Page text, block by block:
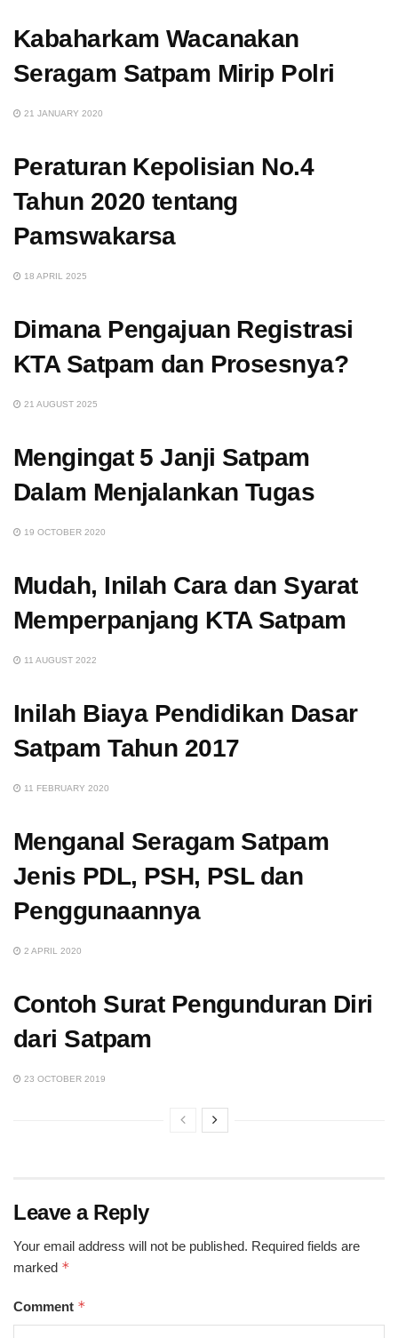
Kabaharkam Wacanakan
Seragam Satpam Mirip Polri
21 JANUARY 2020
Peraturan Kepolisian No.4
Tahun 2020 tentang
Pamswakarsa
18 APRIL 2025
Dimana Pengajuan Registrasi
KTA Satpam dan Prosesnya?
21 AUGUST 2025
Mengingat 5 Janji Satpam
Dalam Menjalankan Tugas
19 OCTOBER 2020
Mudah, Inilah Cara dan Syarat
Memperpanjang KTA Satpam
11 AUGUST 2022
Inilah Biaya Pendidikan Dasar
Satpam Tahun 2017
11 FEBRUARY 2020
Menganal Seragam Satpam
Jenis PDL, PSH, PSL dan
Penggunaannya
2 APRIL 2020
Contoh Surat Pengunduran Diri
dari Satpam
23 OCTOBER 2019
Leave a Reply
Your email address will not be published. Required fields are
marked *
Comment *